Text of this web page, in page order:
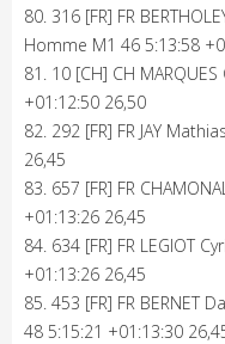
80. 316 [FR] FR
Homme M1 46 5:13:58
81. 10 [CH] CH
+01:12:50 26,50
82. 292 [FR] FR JAY
26,45
83. 657 [FR] FR
+01:13:26 26,45
84. 634 [FR] FR LEGIOT
+01:13:26 26,45
85. 453 [FR] FR BERNET
48 5:15:21 +01:13:30